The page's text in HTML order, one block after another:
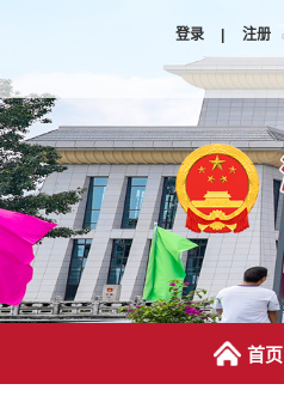
登录 |
注册
首页